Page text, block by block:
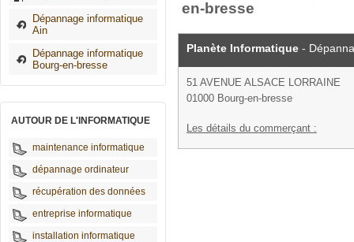
Dépannage informatique
Ain
Dépannage informatique
Bourg-en-bresse
AUTOUR DE L'INFORMATIQUE
maintenance informatique
dépannage ordinateur
récupération des données
entreprise informatique
installation informatique
en-bresse
Planète Informatique -
51 AVENUE ALSACE LORRAINE
01000 Bourg-en-bresse
Les détails du commerçant :